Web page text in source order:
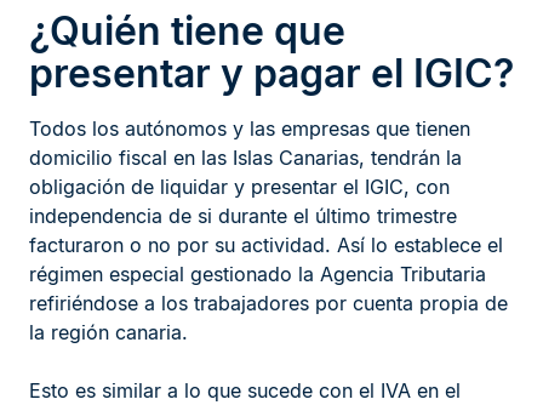
¿Quién tiene que
presentar y pagar el IGIC?
Todos los autónomos y las empresas que tienen
domicilio fiscal en las Islas Canarias, tendrán la
obligación de liquidar y presentar el IGIC, con
independencia de si durante el último trimestre
facturaron o no por su actividad. Así lo establece el
régimen especial gestionado la Agencia Tributaria
refiriéndose a los trabajadores por cuenta propia de
la región canaria.
Esto es similar a lo que sucede con el IVA en el